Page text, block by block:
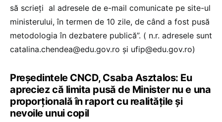
să scrieți al adresele de e-mail comunicate pe site-ul
ministerului, în termen de 10 zile, de când a fost pusă
metodologia în dezbatere publică”. ( n.r. adresele sunt
catalina.chendea@edu.gov.ro și ufip@edu.gov.ro)
Președintele CNCD, Csaba Asztalos: Eu
apreciez că limita pusă de Minister nu e una
proporțională în raport cu realitățile și
nevoile unui copil